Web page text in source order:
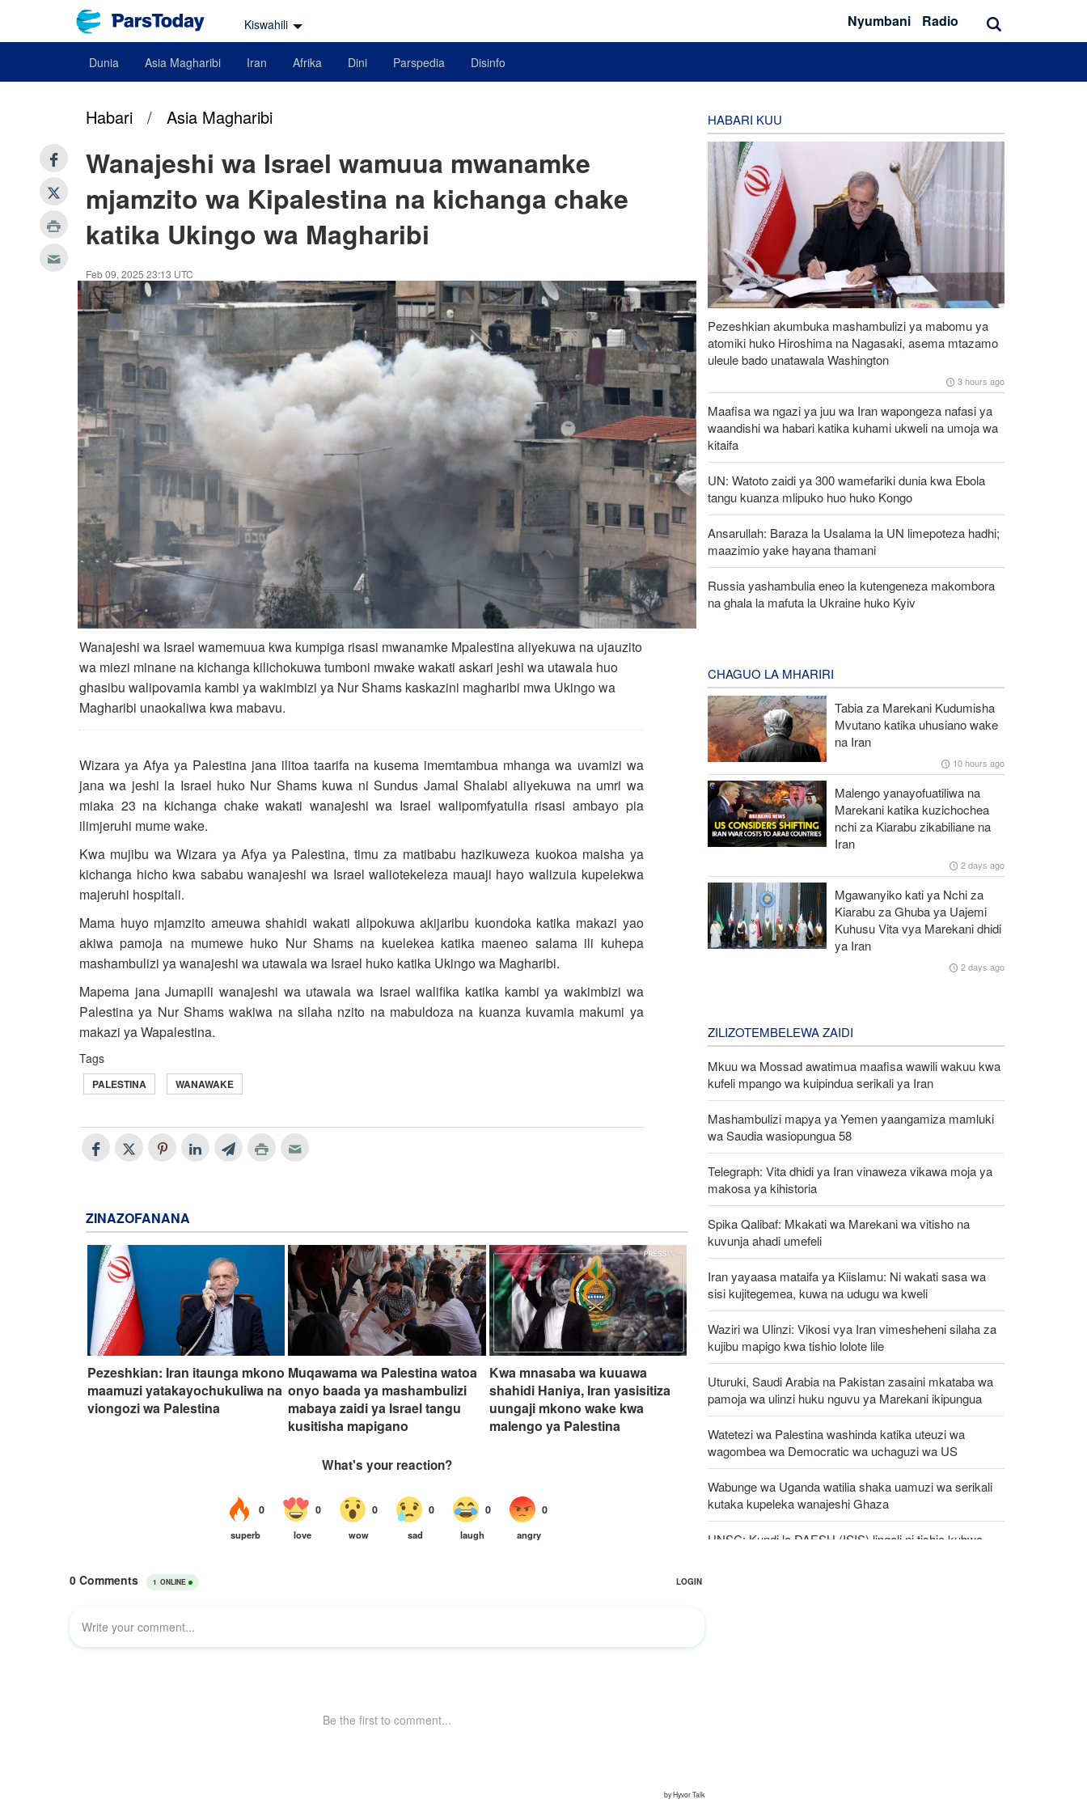
Kiswahili Nyumbani Radio
Dunia Asia Magharibi Iran Afrika Dini Parspedia Disinfo
Habari / Asia Magharibi
Wanajeshi wa Israel wamuua mwanamke
mjamzito wa Kipalestina na kichanga chake
katika Ukingo wa Magharibi
Feb 09, 2025 23:13 UTC
Wanajeshi wa Israel wamemuua kwa kumpiga risasi mwanamke Mpalestina aliyekuwa na ujauzito
wa miezi minane na kichanga kilichokuwa tumboni mwake wakati askari jeshi wa utawala huo
ghasibu walipovamia kambi ya wakimbizi ya Nur Shams kaskazini magharibi mwa Ukingo wa
Magharibi unaokaliwa kwa mabavu.
Wizara ya Afya ya Palestina jana ilitoa taarifa na kusema imemtambua mhanga wa uvamizi wa
jana wa jeshi la Israel huko Nur Shams kuwa ni Sundus Jamal Shalabi aliyekuwa na umri wa
miaka 23 na kichanga chake wakati wanajeshi wa Israel walipomfyatulia risasi ambayo pia
ilimjeruhi mume wake.
Kwa mujibu wa Wizara ya Afya ya Palestina, timu za matibabu hazikuweza kuokoa maisha ya
kichanga hicho kwa sababu wanajeshi wa Israel waliotekeleza mauaji hayo walizuia kupelekwa
majeruhi hospitali.
Mama huyo mjamzito ameuwa shahidi wakati alipokuwa akijaribu kuondoka katika makazi yao
akiwa pamoja na mumewe huko Nur Shams na kuelekea katika maeneo salama ili kuhepa
mashambulizi ya wanajeshi wa utawala wa Israel huko katika Ukingo wa Magharibi.
Mapema jana Jumapili wanajeshi wa utawala wa Israel walifika katika kambi ya wakimbizi wa
Palestina ya Nur Shams wakiwa na silaha nzito na mabuldoza na kuanza kuvamia makumi ya
makazi ya Wapalestina.
Tags
PALESTINA WANAWAKE
ZINAZOFANANA
Pezeshkian: Iran itaunga mkono
maamuzi yatakayochukuliwa na
viongozi wa Palestina
Muqawama wa Palestina watoa
onyo baada ya mashambulizi
mabaya zaidi ya Israel tangu
kusitisha mapigano
Kwa mnasaba wa kuuawa
shahidi Haniya, Iran yasisitiza
uungaji mkono wake kwa
malengo ya Palestina
HABARI KUU
Pezeshkian akumbuka mashambulizi ya mabomu ya
atomiki huko Hiroshima na Nagasaki, asema mtazamo
uleule bado unatawala Washington
3 hours ago
Maafisa wa ngazi ya juu wa Iran wapongeza nafasi ya
waandishi wa habari katika kuhami ukweli na umoja wa
kitaifa
UN: Watoto zaidi ya 300 wamefariki dunia kwa Ebola
tangu kuanza mlipuko huo huko Kongo
Ansarullah: Baraza la Usalama la UN limepoteza hadhi;
maazimio yake hayana thamani
Russia yashambulia eneo la kutengeneza makombora
na ghala la mafuta la Ukraine huko Kyiv
CHAGUO LA MHARIRI
Tabia za Marekani Kudumisha
Mvutano katika uhusiano wake
na Iran
10 hours ago
Malengo yanayofuatiliwa na
Marekani katika kuzichochea
nchi za Kiarabu zikabiliane na
Iran
2 days ago
Mgawanyiko kati ya Nchi za
Kiarabu za Ghuba ya Uajemi
Kuhusu Vita vya Marekani dhidi
ya Iran
2 days ago
ZILIZOTEMBELEWA ZAIDI
Mkuu wa Mossad awatimua maafisa wawili wakuu kwa
kufeli mpango wa kuipindua serikali ya Iran
Mashambulizi mapya ya Yemen yaangamiza mamluki
wa Saudia wasiopungua 58
Telegraph: Vita dhidi ya Iran vinaweza vikawa moja ya
makosa ya kihistoria
Spika Qalibaf: Mkakati wa Marekani wa vitisho na
kuvunja ahadi umefeli
Iran yayaasa mataifa ya Kiislamu: Ni wakati sasa wa
sisi kujitegemea, kuwa na udugu wa kweli
Waziri wa Ulinzi: Vikosi vya Iran vimesheheni silaha za
kujibu mapigo kwa tishio lolote lile
Uturuki, Saudi Arabia na Pakistan zasaini mkataba wa
pamoja wa ulinzi huku nguvu ya Marekani ikipungua
Watetezi wa Palestina washinda katika uteuzi wa
wagombea wa Democratic wa uchaguzi wa US
Wabunge wa Uganda watilia shaka uamuzi wa serikali
kutaka kupeleka wanajeshi Ghaza
UNSC: Kundi la DAESH (ISIS) lingali ni tishio kubwa